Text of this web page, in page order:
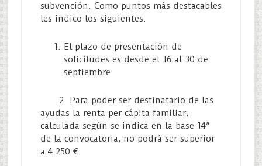
subvención. ​Como ​puntos más destacables
les indico los siguientes:
El plazo de presentación de
solicitudes es desde el 16 al 30 de
septiembre.
​ 2. ​Para poder ser destinatario de las
ayudas la renta per cápita familiar,
calculada según se indica en la base 14ª
de la convocatoria, no podrá ser superior
a 4.250 €.